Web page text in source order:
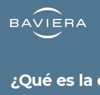
¿Qué es la